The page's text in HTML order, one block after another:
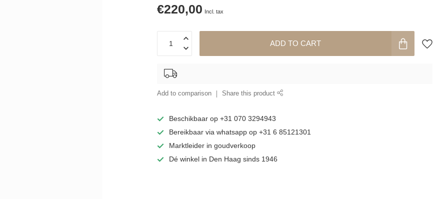
€220,00 Incl. tax
ADD TO CART
Add to comparison Share this product
Beschikbaar op +31 070 3294943
Bereikbaar via whatsapp op +31 6 85121301
Marktleider in goudverkoop
Dé winkel in Den Haag sinds 1946